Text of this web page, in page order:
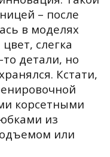
– после
в моделях
слегка
детали, но
Кстати,
корсетными
из
или